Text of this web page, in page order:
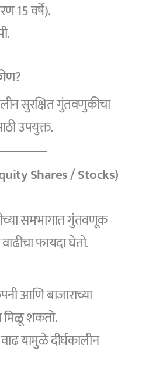
15 वर्षे).
सुरक्षित गुंतवणुकीचा
उपयुक्त.
Shares / Stocks)
समभागात गुंतवणूक
फायदा घेतो.
आणि बाजाराच्या
मिळू शकतो.
यामुळे दीर्घकालीन